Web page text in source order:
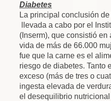
Diabetes
La principal conclusión
llevada a cabo por el
(Inserm), que consistió
vida de más de 66.000
fue que la carne es el
riesgo de diabetes. Tanto
exceso (más de tres o
ingesta elevada de
el desequilibrio